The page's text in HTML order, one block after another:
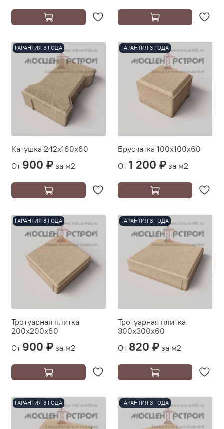
ГАРАНТИЯ 3 ГОДА
Катушка 242х160х60
От 900 ₽ за м2
ГАРАНТИЯ 3 ГОДА
Брусчатка 100х100х60
От 1 200 ₽ за м2
ГАРАНТИЯ 3 ГОДА
Тротуарная плитка
200х200х60
От 900 ₽ за м2
ГАРАНТИЯ 3 ГОДА
Тротуарная плитка
300х300х60
От 820 ₽ за м2
ГАРАНТИЯ 3 ГОДА ГАРАНТИЯ 3 ГОДА